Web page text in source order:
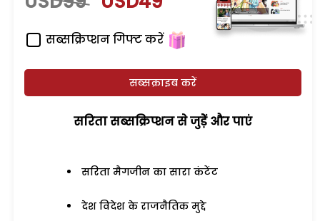
सब्सक्रिप्शन गिफ्ट करें
सब्सक्राइब करें
सरिता सब्सक्रिप्शन से जुड़ेें और पाएं
सरिता मैगजीन का सारा कंटेंट
देश विदेश के राजनैतिक मुद्दे